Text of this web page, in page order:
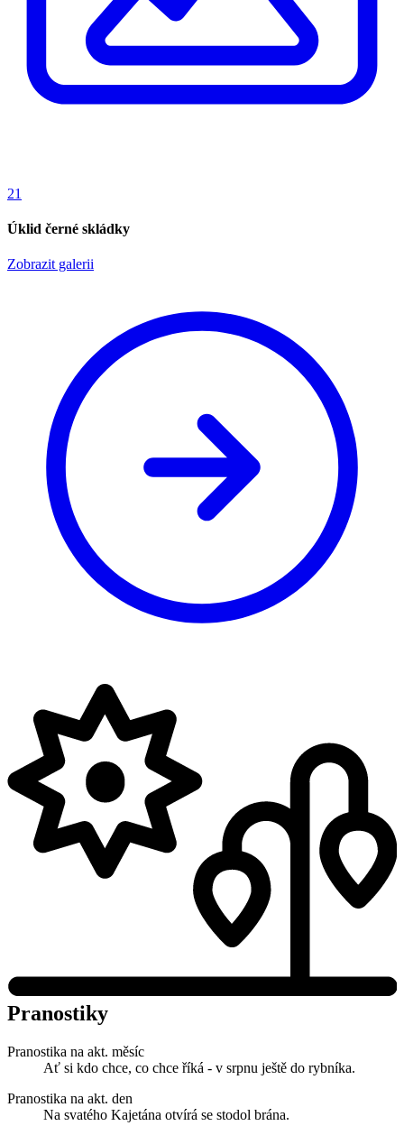
21
Úklid černé skládky
Zobrazit galerii
Pranostiky
Pranostika na akt. měsíc
Ať si kdo chce, co chce říká - v srpnu ještě do rybníka.
Pranostika na akt. den
Na svatého Kajetána otvírá se stodol brána.